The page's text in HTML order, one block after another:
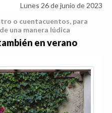
Lunes 26 de junio de 2023
o cuentacuentos, para
una manera lúdica
en verano